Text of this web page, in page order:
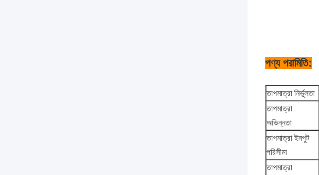
পণ্য পরামিতি:
তাপমাত্রা নির্ভুলতা
তাপমাত্রা
অভিন্নতা
তাপমাত্রা ইনপুট
পরিসীমা
তাপমাত্রা